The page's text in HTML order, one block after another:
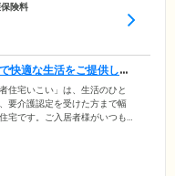
険料
快適な生活をご提供しま
住宅いこい」は、生活のひと
要介護認定を受けた方まで幅
宅です。ご入居者様がいつも
手すりを多く設置したバリア
ご用意。ほかのご入居者様の